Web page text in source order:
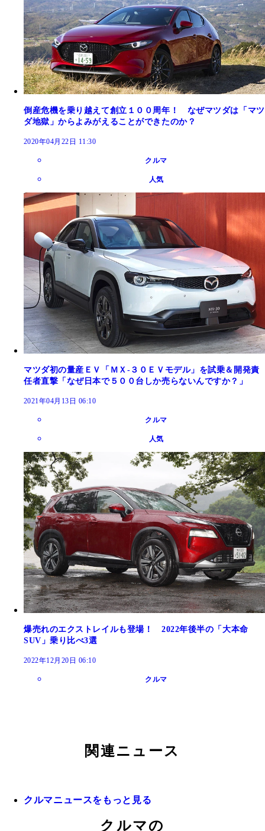
倒産危機を乗り越えて創立１００周年！ なぜマツダは「マツ
ダ地獄」からよみがえることができたのか？
2020年04月22日 11:30
クルマ
人気
マツダ初の量産ＥＶ「ＭＸ‐３０ＥＶモデル」を試乗＆開発責
任者直撃「なぜ日本で５００台しか売らないんですか？」
2021年04月13日 06:10
クルマ
人気
爆売れのエクストレイルも登場！ 2022年後半の「大本命
SUV」乗り比べ3選
2022年12月20日 06:10
クルマ
関連ニュース
クルマニュースをもっと見る
クルマの